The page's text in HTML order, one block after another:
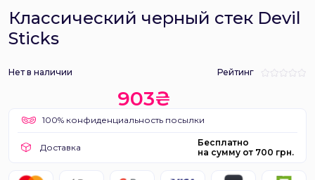
Классический черный стек Devil
Sticks
Нет в наличии Рейтинг
903₴
100% конфиденциальность посылки
Доставка
Бесплатно
на сумму от 700 грн.